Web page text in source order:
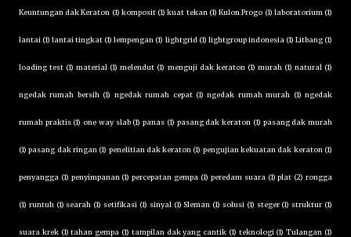
Keuntungan dak Keraton (1) komposit (1) kuat tekan (1) Kulon Progo (1) laboratorium (1)
lantai (1) lantai tingkat (1) lempengan (1) lightgrid (1) lightgroup indonesia (1) Litbang (1)
loading test (1) material (1) melendut (1) menguji dak keraton (1) murah (1) natural (1)
ngedak rumah bersih (1) ngedak rumah cepat (1) ngedak rumah murah (1) ngedak
rumah praktis (1) one way slab (1) panas (1) pasang dak keraton (1) pasang dak murah
(1) pasang dak ringan (1) penelitian dak keraton (1) pengujian kekuatan dak keraton (1)
penyangga (1) penyimpanan (1) percepatan gempa (1) peredam suara (1) plat (2) rongga
(1) runtuh (1) searah (1) setifikasi (1) sinyal (1) Sleman (1) solusi (1) steger (1) struktur (1)
suara krek (1) tahan gempa (1) tampilan dak yang cantik (1) teknologi (1) Tulangan (1)